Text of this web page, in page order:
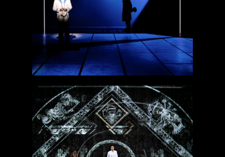
Les demoiselles
de Rochefort
Satyagraha